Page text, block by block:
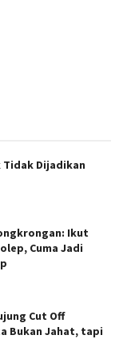
Tidak Dijadikan
Ikut
Cuma Jadi
Cut Off
Bukan Jahat, tapi